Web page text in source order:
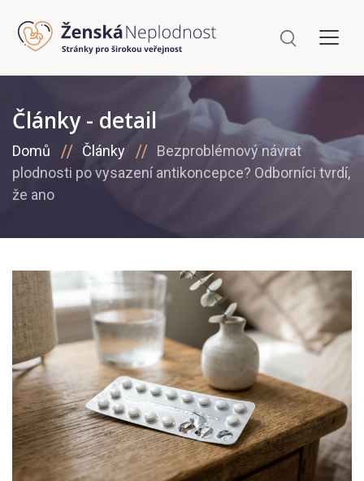
Články - detail
Domů Články
Bezproblémový návrat
plodnosti po vysazení antikoncepce? Odborníci tvrdí,
že ano